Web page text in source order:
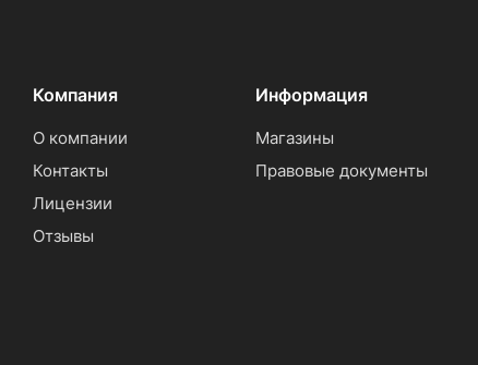
Компания
О компании
Контакты
Лицензии
Отзывы
Информация
Магазины
Правовые документы